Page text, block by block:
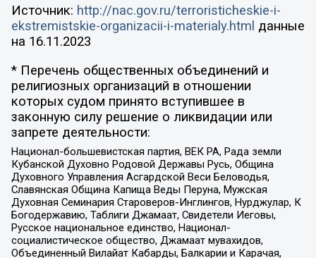
Источник: http://nac.gov.ru/terroristicheskie-i-
ekstremistskie-organizacii-i-materialy.html данные
на 16.11.2023
* Перечень общественных объединений и
религиозных организаций в отношении
которых судом принято вступившее в
законную силу решение о ликвидации или
запрете деятельности:
Национал-большевистская партия, ВЕК РА, Рада земли
Кубанской Духовно Родовой Державы Русь, Община
Духовного Управления Асгардской Веси Беловодья,
Славянская Община Капища Веды Перуна, Мужская
Духовная Семинария Староверов-Инглингов, Нурджулар, К
Богодержавию, Таблиги Джамаат, Свидетели Иеговы,
Русское национальное единство, Национал-
социалистическое общество, Джамаат мувахидов,
Объединенный Вилайат Кабарды, Балкарии и Карачая,